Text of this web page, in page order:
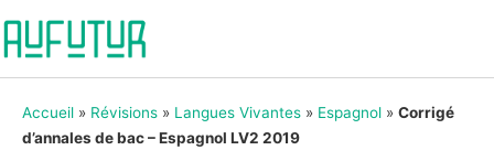
Accueil » Révisions » Langues Vivantes » Espagnol » Corrigé
d’annales de bac – Espagnol LV2 2019